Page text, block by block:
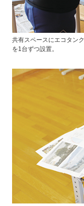
共有スペースにエコタン
を1台ずつ設置。